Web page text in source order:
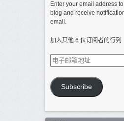
Enter your email address
blog and receive
email.
加入其他 6 位订阅者的行列
电
子
箱
地
Subscribe